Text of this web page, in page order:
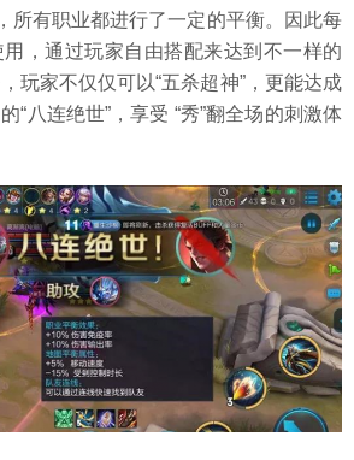
所有职业都进行了一定的平衡。因此每
，通过玩家自由搭配来达到不一样的
玩家不仅仅可以“五杀超神”，更能达成
“八连绝世”，享受 “秀”翻全场的刺激体